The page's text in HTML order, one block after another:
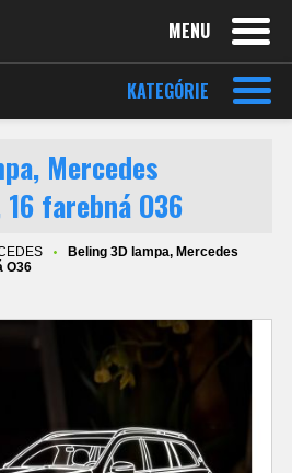
MENU
KATEGÓRIE
Mercedes
16 farebná O36
Beling 3D lampa, Mercedes
O36